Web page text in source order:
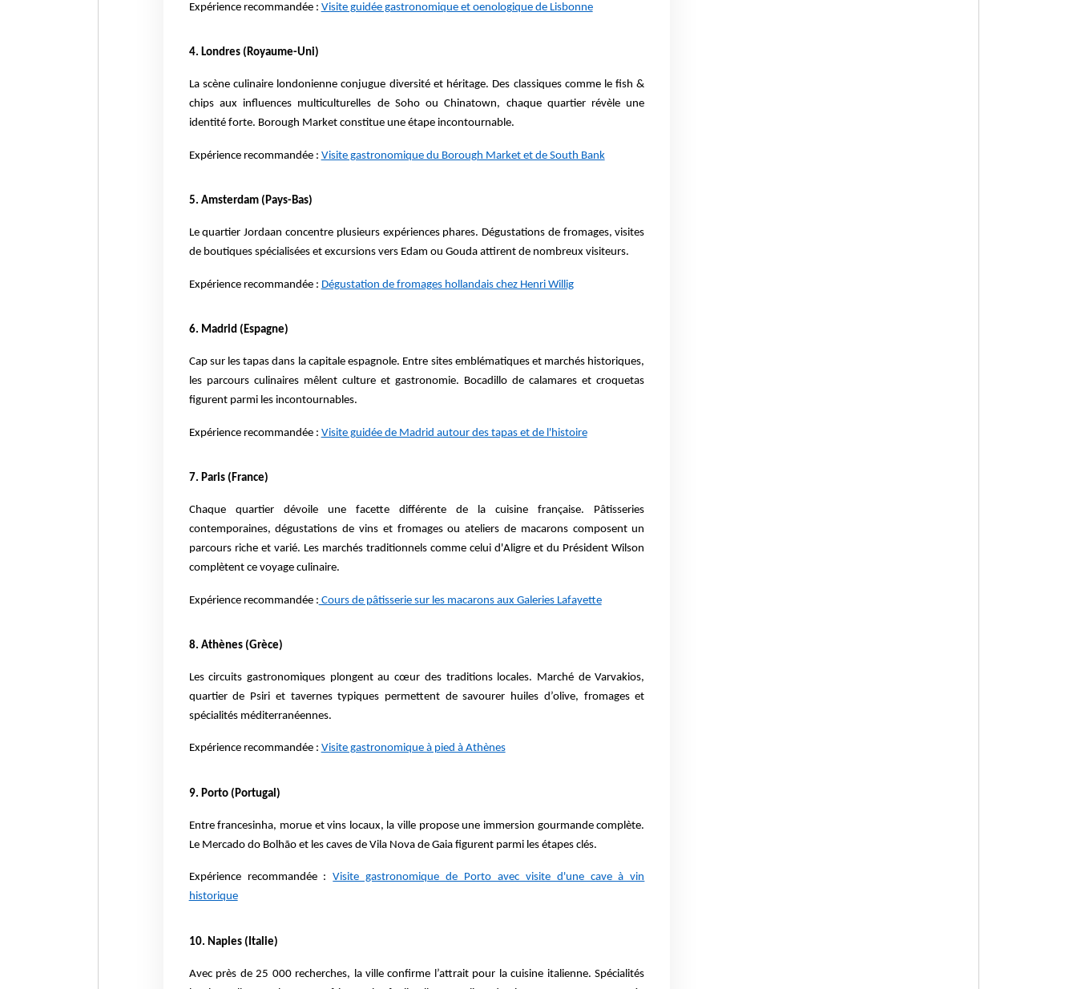
Expérience recommandée : Visite guidée gastronomique et oenologique de Lisbonne
4. Londres (Royaume-Uni)
La scène culinaire londonienne conjugue diversité et héritage. Des classiques comme le fish &
chips aux influences multiculturelles de Soho ou Chinatown, chaque quartier révèle une
identité forte. Borough Market constitue une étape incontournable.
Expérience recommandée : Visite gastronomique du Borough Market et de South Bank
5. Amsterdam (Pays-Bas)
Le quartier Jordaan concentre plusieurs expériences phares. Dégustations de fromages, visites
de boutiques spécialisées et excursions vers Edam ou Gouda attirent de nombreux visiteurs.
Expérience recommandée : Dégustation de fromages hollandais chez Henri Willig
6. Madrid (Espagne)
Cap sur les tapas dans la capitale espagnole. Entre sites emblématiques et marchés historiques,
les parcours culinaires mêlent culture et gastronomie. Bocadillo de calamares et croquetas
figurent parmi les incontournables.
Expérience recommandée : Visite guidée de Madrid autour des tapas et de l'histoire
7. Paris (France)
Chaque quartier dévoile une facette différente de la cuisine française. Pâtisseries
contemporaines, dégustations de vins et fromages ou ateliers de macarons composent un
parcours riche et varié. Les marchés traditionnels comme celui d'Aligre et du Président Wilson
complètent ce voyage culinaire.
Expérience recommandée : Cours de pâtisserie sur les macarons aux Galeries Lafayette
8. Athènes (Grèce)
Les circuits gastronomiques plongent au cœur des traditions locales. Marché de Varvakios,
quartier de Psiri et tavernes typiques permettent de savourer huiles d’olive, fromages et
spécialités méditerranéennes.
Expérience recommandée : Visite gastronomique à pied à Athènes
9. Porto (Portugal)
Entre francesinha, morue et vins locaux, la ville propose une immersion gourmande complète.
Le Mercado do Bolhão et les caves de Vila Nova de Gaia figurent parmi les étapes clés.
Expérience recommandée :Visite gastronomique de Porto avec visite d'une cave à vin
historique
10. Naples (Italie)
Avec près de 25 000 recherches, la ville confirme l’attrait pour la cuisine italienne. Spécialités